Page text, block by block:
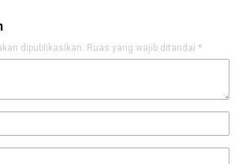
dipublikasikan. Ruas yang wajib ditandai *